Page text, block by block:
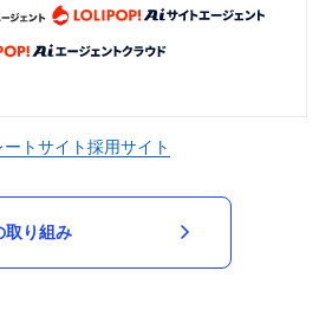
ートサイト採用サイト
取り組み